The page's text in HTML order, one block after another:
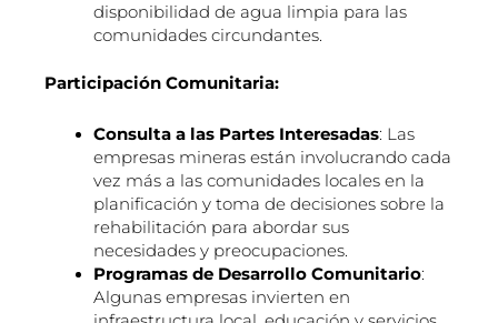
disponibilidad de agua limpia para las
comunidades circundantes.
Participación Comunitaria:
Consulta a las Partes Interesadas: Las
empresas mineras están involucrando cada
vez más a las comunidades locales en la
planificación y toma de decisiones sobre la
rehabilitación para abordar sus
necesidades y preocupaciones.
Programas de Desarrollo Comunitario:
Algunas empresas invierten en